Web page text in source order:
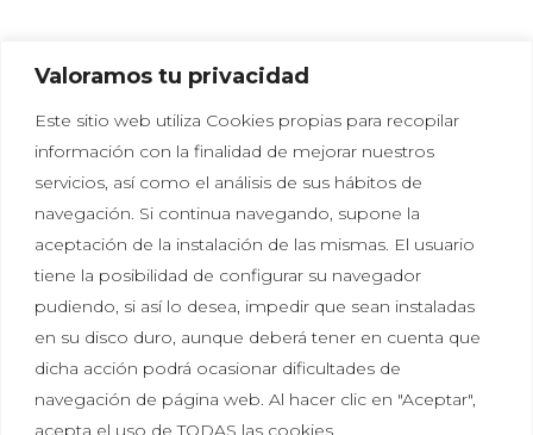
Valoramos tu privacidad
Este sitio web utiliza Cookies propias para recopilar
información con la finalidad de mejorar nuestros
servicios, así como el análisis de sus hábitos de
navegación. Si continua navegando, supone la
aceptación de la instalación de las mismas. El usuario
tiene la posibilidad de configurar su navegador
pudiendo, si así lo desea, impedir que sean instaladas
en su disco duro, aunque deberá tener en cuenta que
dicha acción podrá ocasionar dificultades de
navegación de página web. Al hacer clic en "Aceptar",
acepta el uso de TODAS las cookies.
Política de privacidad | Política de cookies
Aviso
legal
Tal vez aún no sabes lo que significa Hikayat, pero
seguro que lo has sentido más de una vez. Escuchar